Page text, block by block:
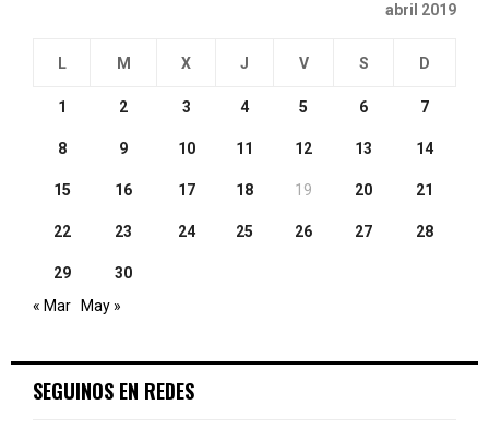
abril 2019
L M X J V S D
1 2 3 4 5 6 7
8 9 10 11 12 13 14
15 16 17 18 19 20 21
22 23 24 25 26 27 28
29
30
« Mar
May »
SEGUINOS EN REDES